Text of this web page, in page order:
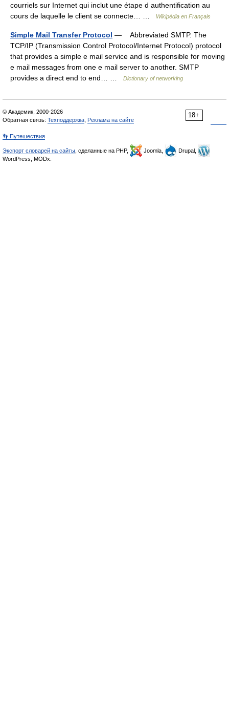
courriels sur Internet qui inclut une étape d authentification au
cours de laquelle le client se connecte… …
Wikipédia en Français
Simple Mail Transfer Protocol — Abbreviated SMTP. The
TCP/IP (Transmission Control Protocol/Internet Protocol) protocol
that provides a simple e mail service and is responsible for moving
e mail messages from one e mail server to another. SMTP
provides a direct end to end… …
Dictionary of networking
18+
© Академик, 2000-2026
Обратная связь: Техподдержка Реклама на сайте
👣 Путешествия
Экспорт словарей на сайты , сделанные на PHP, Joomla,
Drupal,
WordPress, MODx.